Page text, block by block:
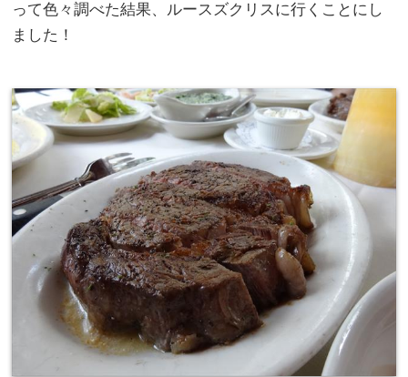
って色々調べた結果、ルースズクリスに行くことにし
ました！